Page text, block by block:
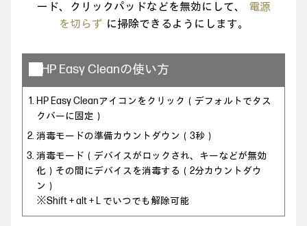
ード、
クリックパッドなどを無効にして、
電源
を切らず に掃除できるようにします。
■HP Easy Cleanの使い方
HP Easy Cleanアイコンをクリック（デフォルトでタス
クバーに固定）
消毒モードの準備カウントダウン（3秒）
消毒モード（デバイスがロックされ、キーなどが無効
化）その間にデバイスを消毒する（2分カウントダウ
ン）
※Shift + alt + L でいつでも解除可能